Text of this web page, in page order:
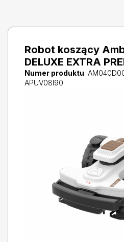
Robot koszący
DELUXE EXTRA
Numer produktu:
APUV08I90